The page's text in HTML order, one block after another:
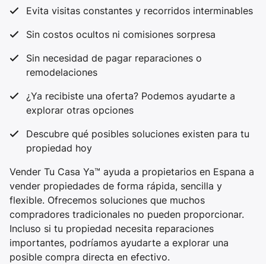
Evita visitas constantes y recorridos interminables
Sin costos ocultos ni comisiones sorpresa
Sin necesidad de pagar reparaciones o
remodelaciones
¿Ya recibiste una oferta? Podemos ayudarte a
explorar otras opciones
Descubre qué posibles soluciones existen para tu
propiedad hoy
Vender Tu Casa Ya™ ayuda a propietarios en Espana a
vender propiedades de forma rápida, sencilla y
flexible. Ofrecemos soluciones que muchos
compradores tradicionales no pueden proporcionar.
Incluso si tu propiedad necesita reparaciones
importantes, podríamos ayudarte a explorar una
posible compra directa en efectivo.